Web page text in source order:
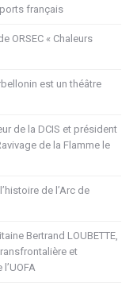
français
ORSEC « Chaleurs
est un théâtre
de la DCIS et président
de la Flamme le
de l’Arc de
Bertrand LOUBETTE,
et